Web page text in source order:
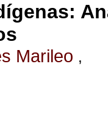
Marileo ,